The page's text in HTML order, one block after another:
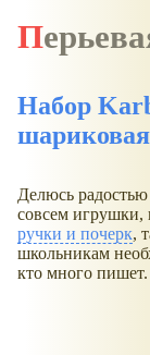
Набор
Делюсь
совсем игрушки,
ручки и почерк,
школьникам
кто много пишет.